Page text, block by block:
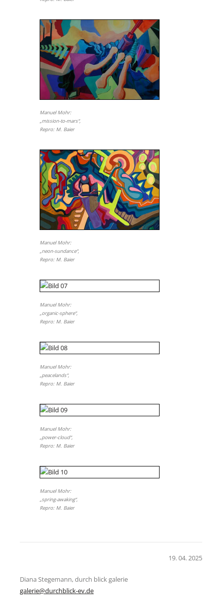
Manuel Mohr:
„mission-to-mars“,
Repro: M. Baier
Manuel Mohr:
„neon-sundance“,
Repro: M. Baier
Manuel Mohr:
„organic-sphere“,
Repro: M. Baier
Manuel Mohr:
„peacelands“,
Repro: M. Baier
Manuel Mohr:
„power-cloud“,
Repro: M. Baier
Manuel Mohr:
„spring-awaking“,
Repro: M. Baier
19. 04. 2025
Diana Stegemann, durch blick galerie
galerie@durchblick-ev.de